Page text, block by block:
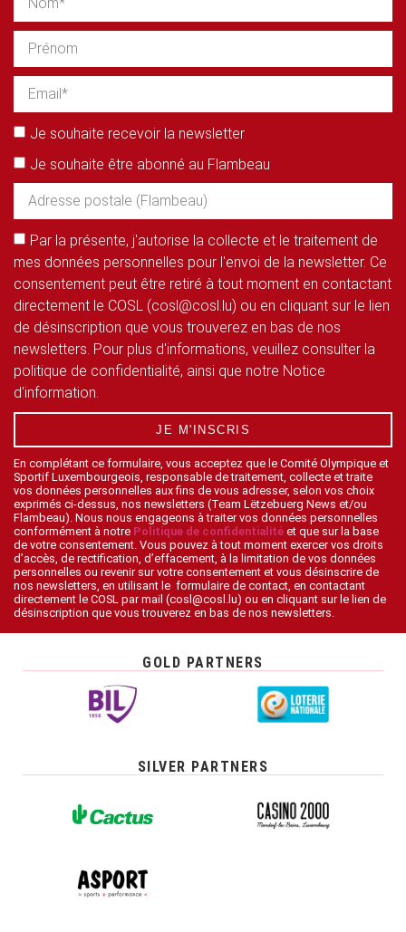
Je souhaite recevoir la newsletter
Je souhaite être abonné au Flambeau
Par la présente, j'autorise la collecte et le traitement de
mes données personnelles pour l'envoi de la newsletter. Ce
consentement peut être retiré à tout moment en contactant
directement le COSL (cosl@cosl.lu) ou en cliquant sur le lien
de désinscription que vous trouverez en bas de nos
newsletters. Pour plus d'informations, veuillez consulter la
politique de confidentialité, ainsi que notre Notice
d'information.
JE M'INSCRIS
En complétant ce formulaire, vous acceptez que le Comité Olympique et
Sportif Luxembourgeois, responsable de traitement, collecte et traite
vos données personnelles aux fins de vous adresser, selon vos choix
exprimés ci-dessus, nos newsletters (Team Lëtzebuerg News et/ou
Flambeau). Nous nous engageons à traiter vos données personnelles
conformément à notre Politique de confidentialité et que sur la base
de votre consentement. Vous pouvez à tout moment exercer vos droits
d’accès, de rectification, d’effacement, à la limitation de vos données
personnelles ou revenir sur votre consentement et vous désinscrire de
nos newsletters, en utilisant le formulaire de contact, en contactant
directement le COSL par mail (cosl@cosl.lu) ou en cliquant sur le lien de
désinscription que vous trouverez en bas de nos newsletters.
GOLD PARTNERS
SILVER PARTNERS